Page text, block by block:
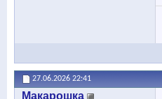
27.06.2026 22:41
Макарошка